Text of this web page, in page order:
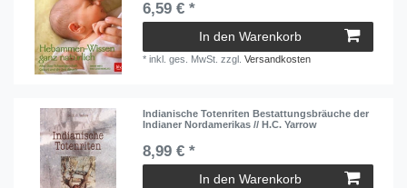
6,59 € *
In den Warenkorb
*inkl. ges. MwSt. zzgl.Versandkosten
Indianische Totenriten Bestattungsbräuche der
Indianer Nordamerikas // H.C. Yarrow
8,99 € *
In den Warenkorb